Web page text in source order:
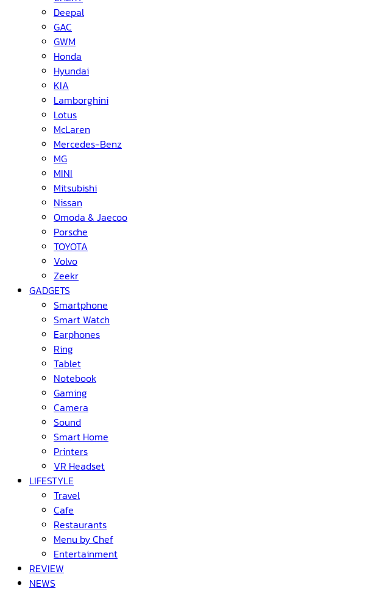
Deepal
GAC
GWM
Honda
Hyundai
KIA
Lamborghini
Lotus
McLaren
Mercedes-Benz
MG
MINI
Mitsubishi
Nissan
Omoda & Jaecoo
Porsche
TOYOTA
Volvo
Zeekr
GADGETS
Smartphone
Smart Watch
Earphones
Ring
Tablet
Notebook
Gaming
Camera
Sound
Smart Home
Printers
VR Headset
LIFESTYLE
Travel
Cafe
Restaurants
Menu by Chef
Entertainment
REVIEW
NEWS